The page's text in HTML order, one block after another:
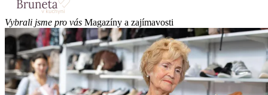
Vybrali jsme pro vás Magazíny a zajímavosti